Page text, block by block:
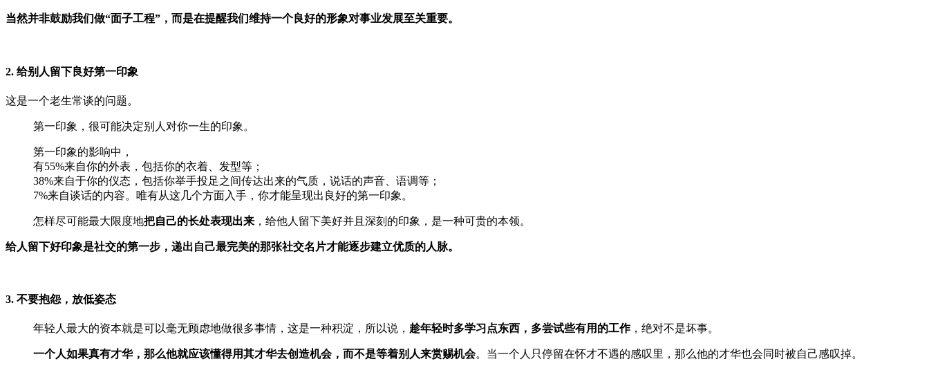
当然并非鼓励我们做“面子工程”，而是在提醒我们维持一个良好的形象对事业发展至关重要。
2. 给别人留下良好第一印象
这是一个老生常谈的问题。
第一印象，很可能决定别人对你一生的印象。
第一印象的影响中，
有55%来自你的外表，包括你的衣着、发型等；
38%来自于你的仪态，包括你举手投足之间传达出来的气质，说话的声音、语调等；
7%来自谈话的内容。唯有从这几个方面入手，你才能呈现出良好的第一印象。
怎样尽可能最大限度地把自己的长处表现出来 ，给他人留下美好并且深刻的印象，是一种可贵的本领。
给人留下好印象是社交的第一步，递出自己最完美的那张社交名片才能逐步建立优质的人脉。
3. 不要抱怨，放低姿态
年轻人最大的资本就是可以毫无顾虑地做很多事情，这是一种积淀，所以说， 趁年轻时多学习点东西，多尝试些有用的工作，绝对不是坏事。
一个人如果真有才华，那么他就应该懂得用其才华去创造机会，而不是等着别人来赏赐机会。当一个人只停留在怀才不遇的感叹里，那么他的才华也会同时被自己感叹掉。